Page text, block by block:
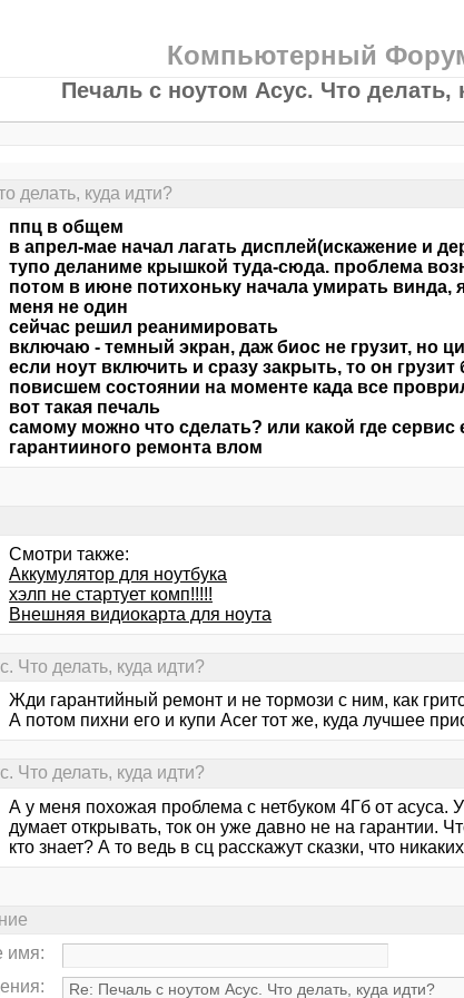
Компьютерный
Печаль с ноутом Асус. Что делать,
делать, куда идти?
ппц в общем
в апрел-мае начал лагать дисплей(искажение и
тупо деланиме крышкой туда-сюда. проблема
потом в июне потихоньку начала умирать винда,
меня не один
сейчас решил реанимировать
включаю - темный экран, даж биос не грузит, но
если ноут включить и сразу закрыть, то он
повисшем состоянии на моменте када все
вот такая печаль
самому можно что сделать? или какой где
гарантииного ремонта влом
Смотри также:
Аккумулятор для ноутбука
хэлп не стартует комп!!!!!
Внешняя видиокарта для ноута
Что делать, куда идти?
Жди гарантийный ремонт и не тормози с ним, как
А потом пихни его и купи Acer тот же, куда лучшее
Что делать, куда идти?
А у меня похожая проблема с нетбуком 4Гб от асуса.
думает открывать, ток он уже давно не на гарантии.
кто знает? А то ведь в сц расскажут сказки, что
имя: